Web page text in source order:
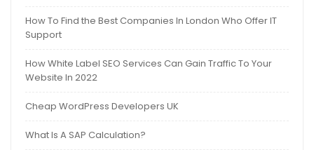
How To Find the Best Companies In London Who Offer IT
Support
How White Label SEO Services Can Gain Traffic To Your
Website In 2022
Cheap WordPress Developers UK
What Is A SAP Calculation?